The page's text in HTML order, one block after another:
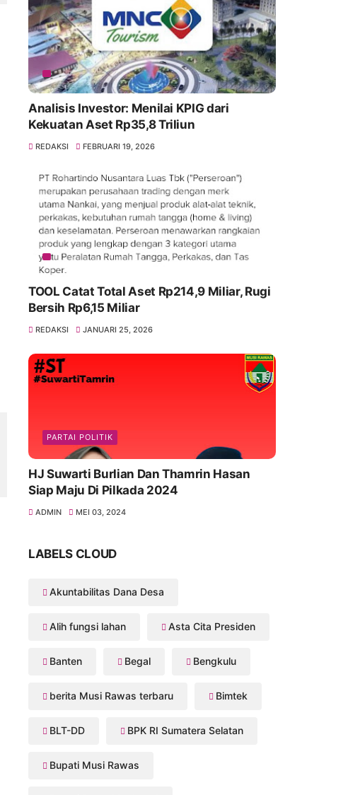
Analisis Investor: Menilai KPIG dari
Kekuatan Aset Rp35,8 Triliun
REDAKSI FEBRUARI 19, 2026
TOOL Catat Total Aset Rp214,9 Miliar, Rugi
Bersih Rp6,15 Miliar
REDAKSI JANUARI 25, 2026
PARTAI POLITIK
HJ Suwarti Burlian Dan Thamrin Hasan
Siap Maju Di Pilkada 2024
ADMIN MEI 03, 2024
LABELS CLOUD
Akuntabilitas Dana Desa
Alih fungsi lahan Asta Cita Presiden
Banten Begal Bengkulu
berita Musi Rawas terbaru Bimtek
BLT-DD BPK RI Sumatera Selatan
Bupati Musi Rawas